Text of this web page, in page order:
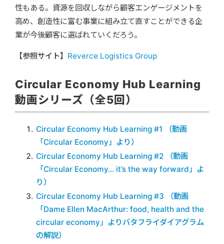
性もある。資源を回収しながら顧客エンゲージメントを
高め、創造性に富む事業に組み立て直すことができる企
業が今後顧客に選ばれていくだろう。
【参照サイト】 Reverce Logistics Group
Circular Economy Hub Learning
動画シリーズ（全5回）
Circular Economy Hub Learning #1 （動画
「Circular Economy」より）
Circular Economy Hub Learning #2 （動画
「Circular Economy… it’s the way forward」よ
り）
Circular Economy Hub Learning #3 （動画
「Dame Ellen MacArthur: food, health and the
circular economy」よりバタフライダイアグラム
の解説）